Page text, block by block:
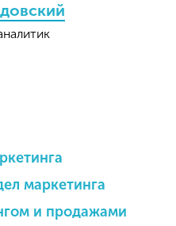
маркетинга
и продажами